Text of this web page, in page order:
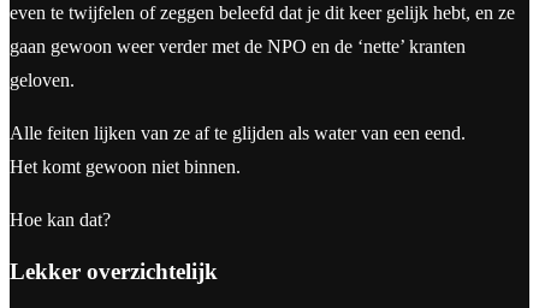
even te twijfelen of zeggen beleefd dat je dit keer gelijk hebt, en ze
gaan gewoon weer verder met de NPO en de ‘nette’ kranten
geloven.
Alle feiten lijken van ze af te glijden als water van een eend.
Het komt gewoon niet binnen.
Hoe kan dat?
Lekker overzichtelijk